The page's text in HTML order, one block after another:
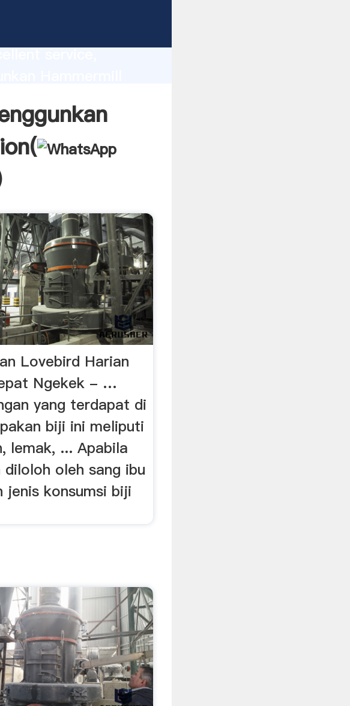
Lovebird Harian
Ngekek - …
yang terdapat di
biji ini meliputi
lemak, ... Apabila
diloloh oleh sang ibu
jenis konsumsi biji